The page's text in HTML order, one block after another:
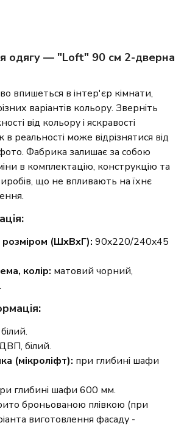
одягу — "Loft" 90 см 2-дверна
впишеться в інтер'єр кімнати,
варіантів кольору. Зверніть
від кольору і яскравості
в реальності може відрізнятися від
Фабрика залишає за собою
в комплектацію, конструкцію та
що не впливають на їхнє
(ШxВxГ): 90x220/240x45
колір: матовий чорний,
білий.
білий.
(мікроліфт): при глибині шафи
глибині шафи 600 мм.
броньованою плівкою (при
виготовлення фасаду -